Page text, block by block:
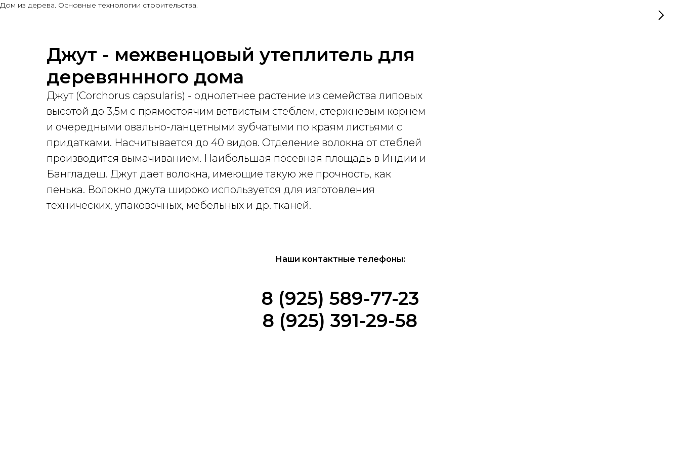
Дом из дерева. Основные технологии строительства.
Джут - межвенцовый утеплитель для
деревяннного дома
Джут (Corchorus capsularis) - однолетнее растение из семейства липовых
высотой до 3,5м с прямостоячим ветвистым стеблем, стержневым корнем
и очередными овально-ланцетными зубчатыми по краям листьями с
придатками. Насчитывается до 40 видов. Отделение волокна от стеблей
производится вымачиванием. Наибольшая посевная площадь в Индии и
Бангладеш. Джут дает волокна, имеющие такую же прочность, как
пенька. Волокно джута широко используется для изготовления
технических, упаковочных, мебельных и др. тканей.
Наши контактные телефоны:
8 (925) 589-77-23
8 (925) 391-29-58